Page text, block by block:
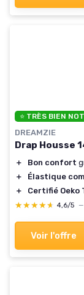
⭐ TRÈS BIEN
DREAMZIE
Drap Housse
＋ Bon confort
＋
Élastique
＋
Certifié Oeko
★★★★★
★★★★★ 4,6/5 —
Voir l'offre